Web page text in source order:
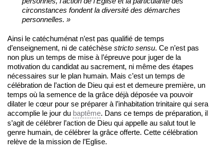
circonstances fondent la diversité des démarches
personnelles. »
Ainsi le catéchuménat n’est pas qualifié de temps
d’enseignement, ni de catéchèse stricto sensu. Ce n’est pas
non plus un temps de mise à l’épreuve pour juger de la
motivation du candidat au sacrement, ni même des étapes
nécessaires sur le plan humain. Mais c’est un temps de
célébration de l’action de Dieu qui est et demeure première, un
temps où la semence de la grâce déjà déposée va pouvoir
dilater le cœur pour se préparer à l’inhabitation trinitaire qui sera
accomplie le jour du baptême. Dans ce temps de préparation, il
s’agit de célébrer l’action de Dieu qui appelle au salut tout le
genre humain, de célébrer la grâce offerte. Cette célébration
relève de la mission de l’Eglise.